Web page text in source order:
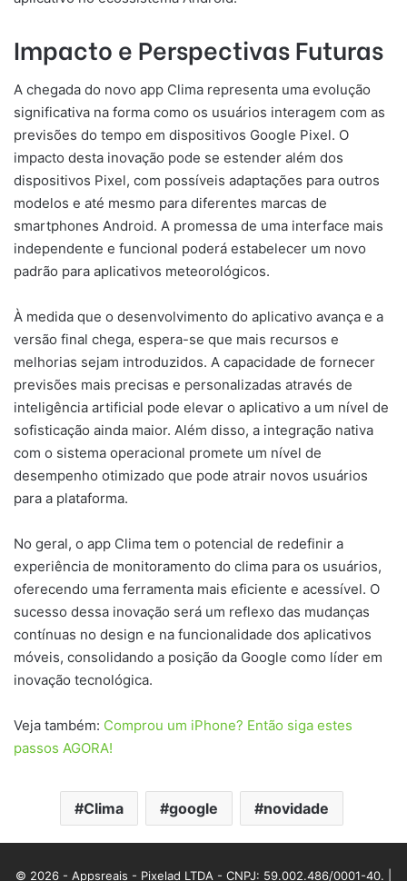
Impacto e Perspectivas Futuras
A chegada do novo app Clima representa uma evolução
significativa na forma como os usuários interagem com as
previsões do tempo em dispositivos Google Pixel. O
impacto desta inovação pode se estender além dos
dispositivos Pixel, com possíveis adaptações para outros
modelos e até mesmo para diferentes marcas de
smartphones Android. A promessa de uma interface mais
independente e funcional poderá estabelecer um novo
padrão para aplicativos meteorológicos.
À medida que o desenvolvimento do aplicativo avança e a
versão final chega, espera-se que mais recursos e
melhorias sejam introduzidos. A capacidade de fornecer
previsões mais precisas e personalizadas através de
inteligência artificial pode elevar o aplicativo a um nível de
sofisticação ainda maior. Além disso, a integração nativa
com o sistema operacional promete um nível de
desempenho otimizado que pode atrair novos usuários
para a plataforma.
No geral, o app Clima tem o potencial de redefinir a
experiência de monitoramento do clima para os usuários,
oferecendo uma ferramenta mais eficiente e acessível. O
sucesso dessa inovação será um reflexo das mudanças
contínuas no design e na funcionalidade dos aplicativos
móveis, consolidando a posição da Google como líder em
inovação tecnológica.
Veja também: Comprou um iPhone? Então siga estes
passos AGORA!
Clima google novidade
© 2026 - Appsreais - Pixelad LTDA - CNPJ: 59.002.486/0001-40. |